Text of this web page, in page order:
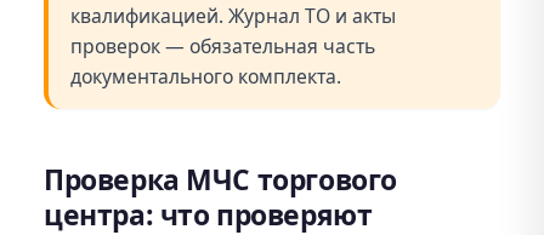
квалификацией. Журнал ТО и акты
проверок — обязательная часть
документального комплекта.
Проверка МЧС торгового
центра: что проверяют